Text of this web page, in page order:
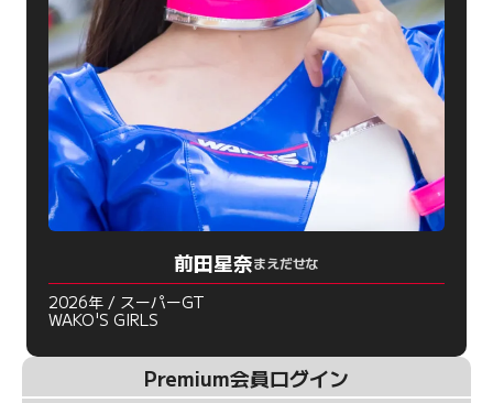
前田星奈まえだせな
2026年 / スーパーGT
WAKO'S GIRLS
Premium会員ログイン